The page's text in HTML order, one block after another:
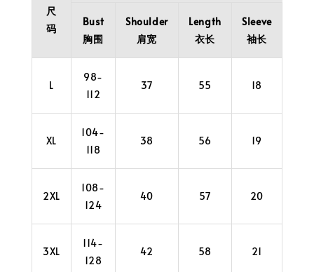
尺
码
Bust
胸围
Shoulder
肩宽
Length
衣长
Sleeve
袖长
L
98-
112
37 55 18
XL
104-
118
38 56 19
2XL
108-
124
40 57 20
3XL
114-
128
42 58 21